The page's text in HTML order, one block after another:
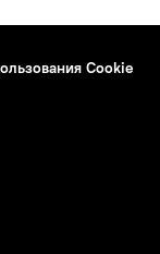
Cookie